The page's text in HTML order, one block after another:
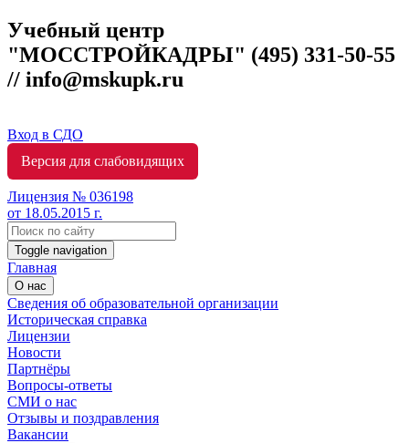
Учебный центр
"МОССТРОЙКАДРЫ" (495) 331-50-55
// info@mskupk.ru
Вход в СДО
Версия для слабовидящих
Лицензия № 036198
от 18.05.2015 г.
Toggle navigation
Главная
О нас
Сведения об образовательной организации
Историческая справка
Лицензии
Новости
Партнёры
Вопросы-ответы
СМИ о нас
Отзывы и поздравления
Вакансии